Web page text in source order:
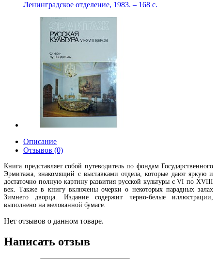
Ленинградское отделение, 1983. – 168 с.
Описание
Отзывов (0)
Книга представляет собой путеводитель по фондам Государственного
Эрмитажа, знакомящий с выставками отдела, которые дают яркую и
достаточно полную картину развития русской культуры с VI по XVIII
век. Также в книгу включены очерки о некоторых парадных залах
Зимнего дворца. Издание содержит черно-белые иллюстрации,
выполнено на мелованной бумаге.
Нет отзывов о данном товаре.
Написать отзыв